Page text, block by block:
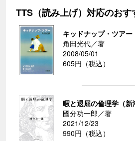
TTS（読み上げ）対応のおす
キッドナップ・ツアー
角田光代／著
2008/05/01
605円（税込）
暇と退屈の倫理学（新
國分功一郎／著
2021/12/23
990円（税込）